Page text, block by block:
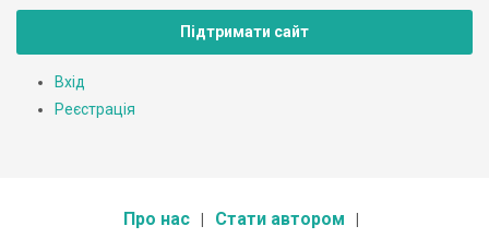
Підтримати сайт
Вхід
Реєстрація
Про нас Стати автором